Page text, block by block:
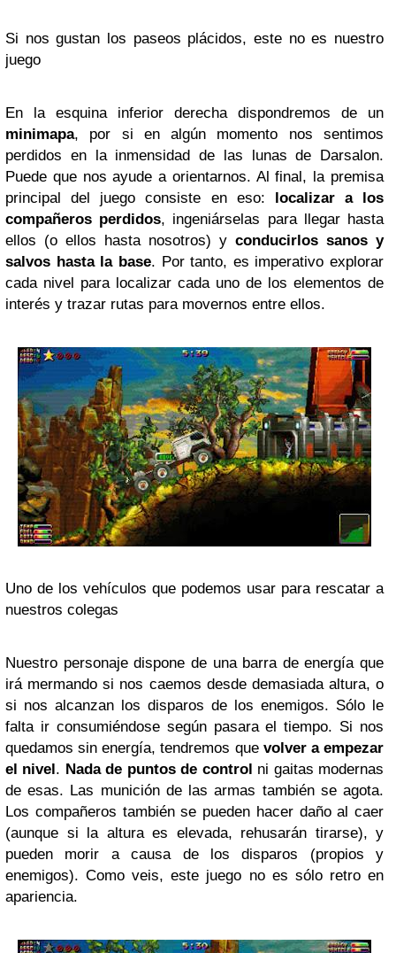
Si nos gustan los paseos plácidos, este no es nuestro
juego
En la esquina inferior derecha dispondremos de un
minimapa, por si en algún momento nos sentimos
perdidos en la inmensidad de las lunas de Darsalon.
Puede que nos ayude a orientarnos. Al final, la premisa
principal del juego consiste en eso: localizar a los
compañeros perdidos, ingeniárselas para llegar hasta
ellos (o ellos hasta nosotros) y conducirlos sanos y
salvos hasta la base. Por tanto, es imperativo explorar
cada nivel para localizar cada uno de los elementos de
interés y trazar rutas para movernos entre ellos.
Uno de los vehículos que podemos usar para rescatar a
nuestros colegas
Nuestro personaje dispone de una barra de energía que
irá mermando si nos caemos desde demasiada altura, o
si nos alcanzan los disparos de los enemigos. Sólo le
falta ir consumiéndose según pasara el tiempo. Si nos
quedamos sin energía, tendremos que volver a empezar
el nivel. Nada de puntos de control ni gaitas modernas
de esas. Las munición de las armas también se agota.
Los compañeros también se pueden hacer daño al caer
(aunque si la altura es elevada, rehusarán tirarse), y
pueden morir a causa de los disparos (propios y
enemigos). Como veis, este juego no es sólo retro en
apariencia.